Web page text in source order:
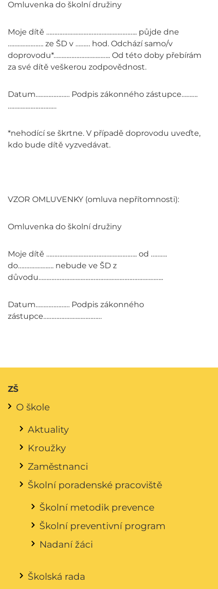
Omluvenka do školní družiny
Moje dítě ……………………………………………….. půjde dne
…………………. ze ŠD v ……… hod. Odchází samo/v
doprovodu*…………………………….. Od této doby přebírám
za své dítě veškerou zodpovědnost.
Datum………………… Podpis zákonného zástupce……….
…………………………
*nehodící se škrtne. V případě doprovodu uveďte,
kdo bude dítě vyzvedávat.
VZOR OMLUVENKY (omluva nepřítomnosti):
Omluvenka do školní družiny
Moje dítě ……………………………………………….. od ……….
do…………………. nebude ve ŠD z
důvodu…………………………………………………………………..
Datum………………… Podpis zákonného
zástupce………………………………
ZŠ
O škole
Aktuality
Kroužky
Zaměstnanci
Školní poradenské pracoviště
Školní metodik prevence
Školní preventivní program
Nadaní žáci
Školská rada